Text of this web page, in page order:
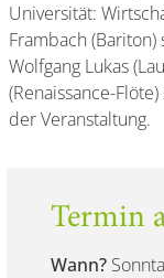
Universität:
Frambach
Wolfgang Lukas
(Renaissance-
der Veranstaltung.
Termin
Wann?